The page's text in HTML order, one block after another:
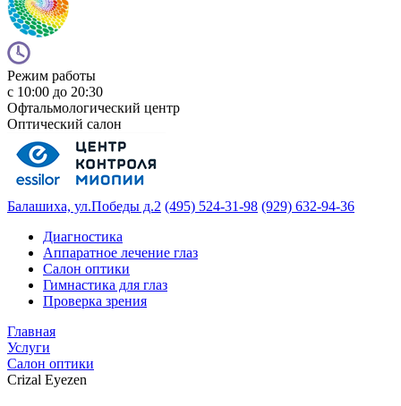
Режим работы
с 10:00 до 20:30
Офтальмологический центр
Оптический салон
Балашиха, ул.Победы д.2 (495) 524-31-98 (929) 632-94-36
Диагностика
Аппаратное лечение глаз
Салон оптики
Гимнастика для глаз
Проверка зрения
Главная
Услуги
Салон оптики
Crizal Eyezen